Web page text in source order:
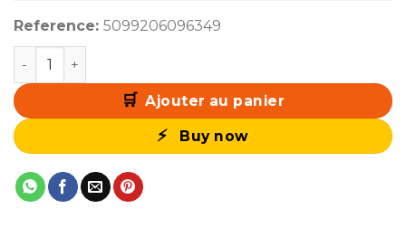
Reference: 5099206096349
quantité de Logitech G G502X Plus Noir
Ajouter au panier
Buy now